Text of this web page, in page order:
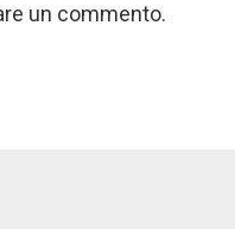
un commento.